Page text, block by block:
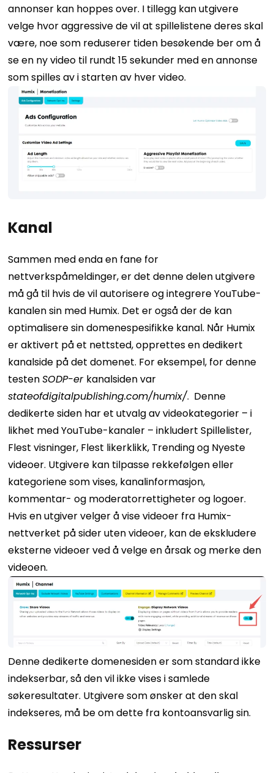
annonser kan hoppes over. I tillegg kan utgivere
velge hvor aggressive de vil at spillelistene deres skal
være, noe som reduserer tiden besøkende ber om å
se en ny video til rundt 15 sekunder med en annonse
som spilles av i starten av hver video.
Kanal
Sammen med enda en fane for
nettverkspåmeldinger, er det denne delen utgivere
må gå til hvis de vil autorisere og integrere YouTube-
kanalen sin med Humix. Det er også der de kan
optimalisere sin domenespesifikke kanal. Når Humix
er aktivert på et nettsted, opprettes en dedikert
kanalside på det domenet. For eksempel, for denne
testenSODP-er kanalsiden var
stateofdigitalpublishing.com/humix/. Denne
dedikerte siden har et utvalg av videokategorier – i
likhet med YouTube-kanaler – inkludert Spillelister,
Flest visninger, Flest likerklikk, Trending og Nyeste
videoer. Utgivere kan tilpasse rekkefølgen eller
kategoriene som vises, kanalinformasjon,
kommentar- og moderatorrettigheter og logoer.
Hvis en utgiver velger å vise videoer fra Humix-
nettverket på sider uten videoer, kan de ekskludere
eksterne videoer ved å velge en årsak og merke den
videoen.
Denne dedikerte domenesiden er som standard ikke
indekserbar, så den vil ikke vises i samlede
søkeresultater. Utgivere som ønsker at den skal
indekseres, må be om dette fra kontoansvarlig sin.
Ressurser